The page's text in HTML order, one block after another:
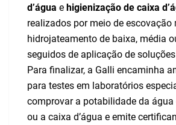
d’água e higienização de caixa
realizados por meio de escovação
hidrojateamento de baixa, média
seguidos de aplicação de
Para finalizar, a Galli encaminha
para testes em laboratórios
comprovar a potabilidade da água
ou a caixa d’água e emite